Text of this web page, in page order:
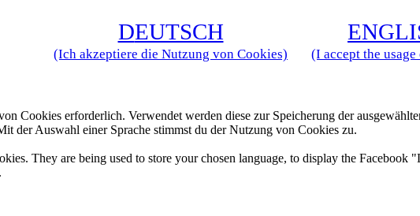
DEUTSCH
(Ich akzeptiere die Nutzung von Cookies)
E
(I accept the
Cookies erforderlich. Verwendet werden diese zur Speicherung der
der Auswahl einer Sprache stimmst du der Nutzung von Cookies zu.
They are being used to store your chosen language, to display the